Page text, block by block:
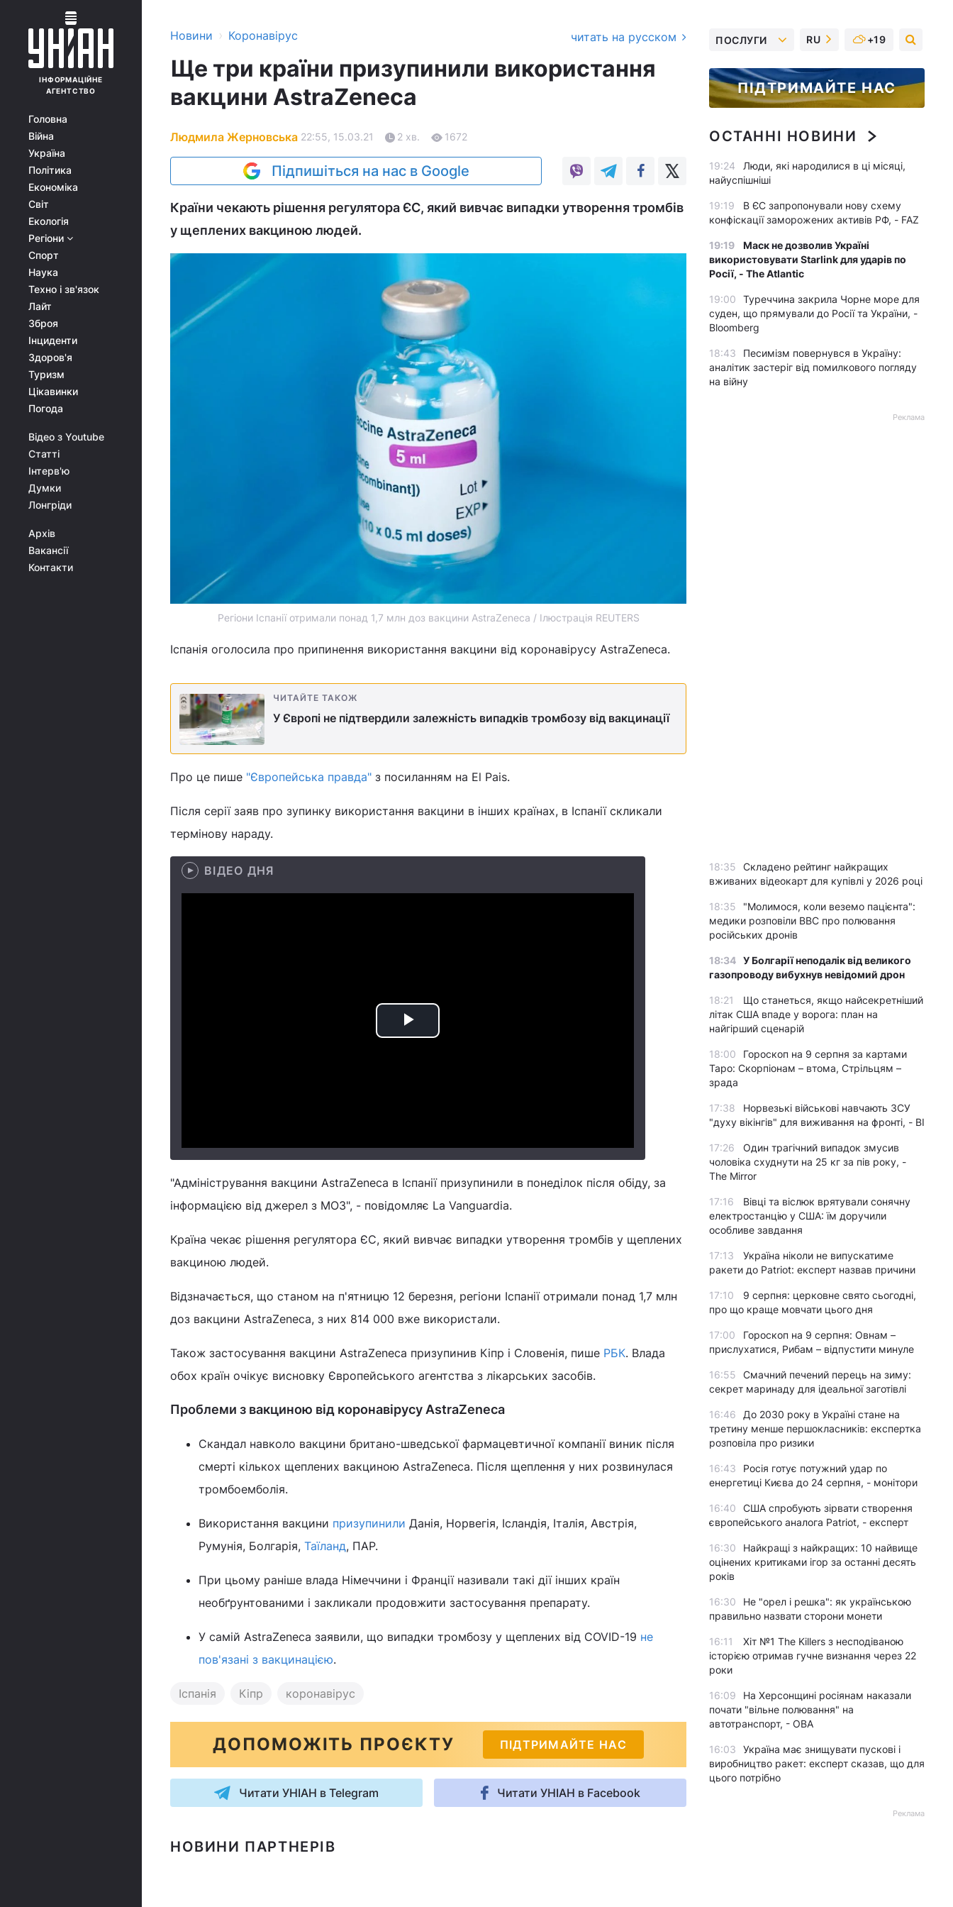
ІНФОРМАЦІЙНЕ
АГЕНТСТВО
Головна
Війна
Україна
Політика
Економіка
Світ
Екологія
Регіони
Спорт
Наука
Техно і зв'язок
Лайт
Зброя
Інциденти
Здоров'я
Туризм
Цікавинки
Погода
Відео з Youtube
Статті
Інтерв'ю
Думки
Лонгріди
Архів
Вакансії
Контакти
Новини › Коронавірус читать на русском
Ще три країни призупинили використання
вакцини AstraZeneca
Людмила Жерновська 22:55, 15.03.21 2 хв. 1672
Підпишіться на нас в Google
Країни чекають рішення регулятора ЄС, який вивчає випадки утворення тромбів
у щеплених вакциною людей.
Регіони Іспанії отримали понад 1,7 млн доз вакцини AstraZeneca / Ілюстрація REUTERS
Іспанія оголосила про припинення використання вакцини від коронавірусу AstraZeneca.
ЧИТАЙТЕ ТАКОЖ
У Європі не підтвердили залежність випадків тромбозу від вакцинації
Про це пише "Європейська правда" з посиланням на El Pais.
Після серії заяв про зупинку використання вакцини в інших країнах, в Іспанії скликали
термінову нараду.
ВІДЕО ДНЯ
Play
"Адміністрування вакцини AstraZeneca в Іспанії призупинили в понеділок після обіду, за
інформацією від джерел з МОЗ", - повідомляє La Vanguardia.
Країна чекає рішення регулятора ЄС, який вивчає випадки утворення тромбів у щеплених
вакциною людей.
Відзначається, що станом на п'ятницю 12 березня, регіони Іспанії отримали понад 1,7 млн
доз вакцини AstraZeneca, з них 814 000 вже використали.
Також застосування вакцини AstraZeneca призупинив Кіпр і Словенія, пише РБК. Влада
обох країн очікує висновку Європейського агентства з лікарських засобів.
Проблеми з вакциною від коронавірусу AstraZeneca
Скандал навколо вакцини британо-шведської фармацевтичної компанії виник після
смерті кількох щеплених вакциною AstraZeneca. Після щеплення у них розвинулася
тромбоемболія.
Використання вакцини призупинили Данія, Норвегія, Ісландія, Італія, Австрія,
Румунія, Болгарія, Таїланд, ПАР.
При цьому раніше влада Німеччини і Франції називали такі дії інших країн
необґрунтованими і закликали продовжити застосування препарату.
У самій AstraZeneca заявили, що випадки тромбозу у щеплених від COVID-19 не
пов'язані з вакцинацією.
Іспанія Кіпр коронавірус
ДОПОМОЖІТЬ ПРОЄКТУ ПІДТРИМАЙТЕ НАС
Читати УНІАН в Telegram Читати УНІАН в Facebook
НОВИНИ ПАРТНЕРІВ
ПОСЛУГИ RU +19
ПІДТРИМАЙТЕ НАС
ОСТАННІ НОВИНИ
19:24
Люди, які народилися в ці місяці,
найуспішніші
19:19
В ЄС запропонували нову схему
конфіскації заморожених активів РФ, - FAZ
19:19
Маск не дозволив Україні
використовувати Starlink для ударів по
Росії, - The Atlantic
19:00
Туреччина закрила Чорне море для
суден, що прямували до Росії та України, -
Bloomberg
18:43
Песимізм повернувся в Україну:
аналітик застеріг від помилкового погляду
на війну
Реклама
18:35
Складено рейтинг найкращих
вживаних відеокарт для купівлі у 2026 році
18:35
"Молимося, коли веземо пацієнта":
медики розповіли BBC про полювання
російських дронів
18:34 У Болгарії неподалік від великого
газопроводу вибухнув невідомий дрон
18:21
Що станеться, якщо найсекретніший
літак США впаде у ворога: план на
найгірший сценарій
18:00
Гороскоп на 9 серпня за картами
Таро: Скорпіонам – втома, Стрільцям –
зрада
17:38
Норвезькі військові навчають ЗСУ
"духу вікінгів" для виживання на фронті, - BI
17:26
Один трагічний випадок змусив
чоловіка схуднути на 25 кг за пів року, -
The Mirror
17:16
Вівці та віслюк врятували сонячну
електростанцію у США: їм доручили
особливе завдання
17:13
Україна ніколи не випускатиме
ракети до Patriot: експерт назвав причини
17:10
9 серпня: церковне свято сьогодні,
про що краще мовчати цього дня
17:00
Гороскоп на 9 серпня: Овнам –
прислухатися, Рибам – відпустити минуле
16:55
Смачний печений перець на зиму:
секрет маринаду для ідеальної заготівлі
16:46
До 2030 року в Україні стане на
третину менше першокласників: експертка
розповіла про ризики
16:43
Росія готує потужний удар по
енергетиці Києва до 24 серпня, - монітори
16:40
США спробують зірвати створення
європейського аналога Patriot, - експерт
16:30
Найкращі з найкращих: 10 найвище
оцінених критиками ігор за останні десять
років
16:30
Не "орел і решка": як українською
правильно назвати сторони монети
16:11
Хіт №1 The Killers з несподіваною
історією отримав гучне визнання через 22
роки
16:09
На Херсонщині росіянам наказали
почати "вільне полювання" на
автотранспорт, - ОВА
16:03
Україна має знищувати пускові і
виробництво ракет: експерт сказав, що для
цього потрібно
Реклама